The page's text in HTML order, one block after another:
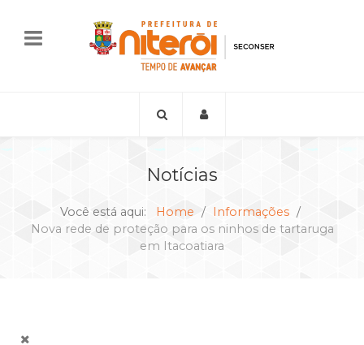
Notícias
Você está aqui: Home
Informações
Nova rede de proteção para os ninhos de tartaruga
em Itacoatiara